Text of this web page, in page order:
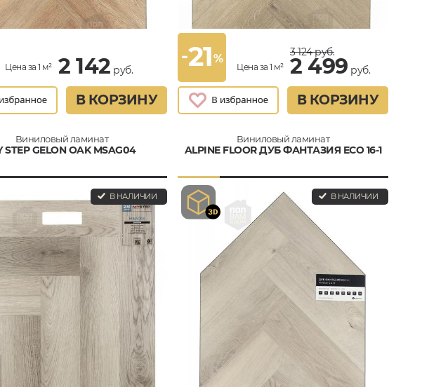
Цена за 1 м² 2 142 руб.
В КОРЗИНУ
-21%
Цена за 1 м²
3 124руб.
2 499 руб.
В КОРЗИНУ
Виниловый ламинат
STEP GELON OAK MSAG04
В НАЛИЧИИ
Виниловый ламинат
ALPINE FLOOR ДУБ ФАНТАЗИЯ ECO 16-1
В НАЛИЧИИ